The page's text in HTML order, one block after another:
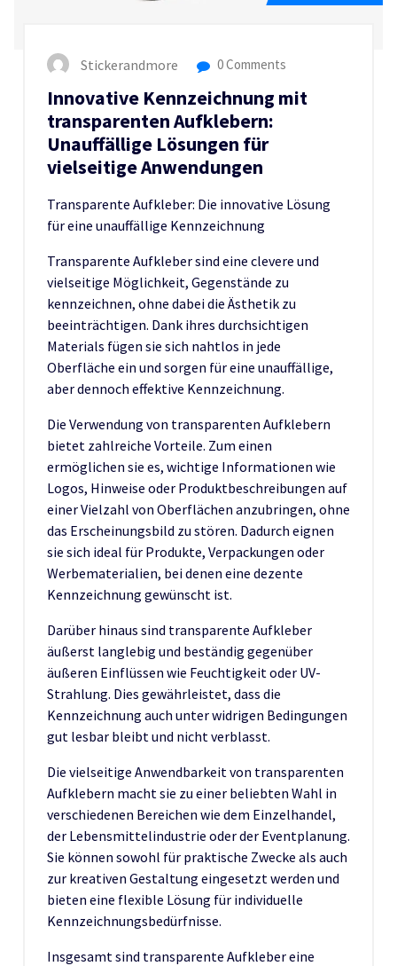
Stickerandmore 0 Comments
Innovative Kennzeichnung mit
transparenten Aufklebern:
Unauffällige Lösungen für
vielseitige Anwendungen
Transparente Aufkleber: Die innovative Lösung
für eine unauffällige Kennzeichnung
Transparente Aufkleber sind eine clevere und
vielseitige Möglichkeit, Gegenstände zu
kennzeichnen, ohne dabei die Ästhetik zu
beeinträchtigen. Dank ihres durchsichtigen
Materials fügen sie sich nahtlos in jede
Oberfläche ein und sorgen für eine unauffällige,
aber dennoch effektive Kennzeichnung.
Die Verwendung von transparenten Aufklebern
bietet zahlreiche Vorteile. Zum einen
ermöglichen sie es, wichtige Informationen wie
Logos, Hinweise oder Produktbeschreibungen auf
einer Vielzahl von Oberflächen anzubringen, ohne
das Erscheinungsbild zu stören. Dadurch eignen
sie sich ideal für Produkte, Verpackungen oder
Werbematerialien, bei denen eine dezente
Kennzeichnung gewünscht ist.
Darüber hinaus sind transparente Aufkleber
äußerst langlebig und beständig gegenüber
äußeren Einflüssen wie Feuchtigkeit oder UV-
Strahlung. Dies gewährleistet, dass die
Kennzeichnung auch unter widrigen Bedingungen
gut lesbar bleibt und nicht verblasst.
Die vielseitige Anwendbarkeit von transparenten
Aufklebern macht sie zu einer beliebten Wahl in
verschiedenen Bereichen wie dem Einzelhandel,
der Lebensmittelindustrie oder der Eventplanung.
Sie können sowohl für praktische Zwecke als auch
zur kreativen Gestaltung eingesetzt werden und
bieten eine flexible Lösung für individuelle
Kennzeichnungsbedürfnisse.
Insgesamt sind transparente Aufkleber eine